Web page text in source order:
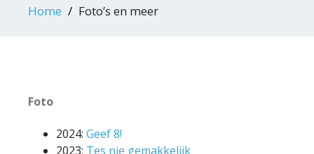
Home Foto’s en meer
Foto
2024: Geef 8!
2023: Tes nie gemakkelijk